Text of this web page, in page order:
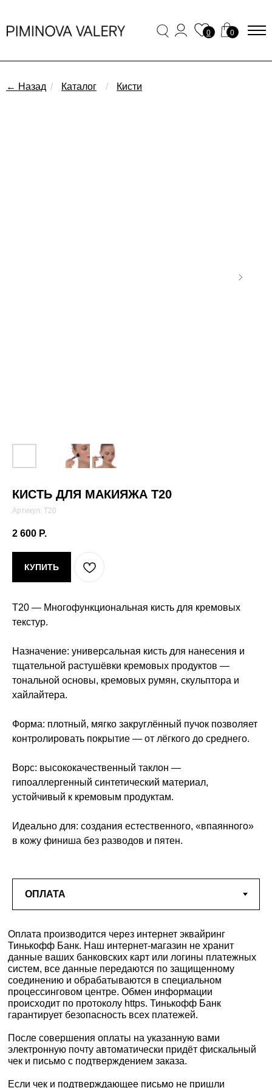
0
0
← Назад Каталог
/ / Кисти
КИСТЬ ДЛЯ МАКИЯЖА T20
Артикул: T20
2 600 Р.
КУПИТЬ
Т20 — Многофункциональная кисть для кремовых
текстур.
Назначение: универсальная кисть для нанесения и
тщательной растушёвки кремовых продуктов —
тональной основы, кремовых румян, скульптора и
хайлайтера.
Форма: плотный, мягко закруглённый пучок позволяет
контролировать покрытие — от лёгкого до среднего.
Ворс: высококачественный таклон —
гипоаллергенный синтетический материал,
устойчивый к кремовым продуктам.
Идеально для: создания естественного, «впаянного»
в кожу финиша без разводов и пятен.
Оплата производится через интернет эквайринг
Тинькофф Банк. Наш интернет-магазин не хранит
данные ваших банковских карт или логины платежных
систем, все данные передаются по защищенному
соединению и обрабатываются в специальном
процессинговом центре. Обмен информации
происходит по протоколу https. Тинькофф Банк
гарантирует безопасность всех платежей.
После совершения оплаты на указанную вами
электронную почту автоматически придёт фискальный
чек и письмо с подтверждением заказа.
Если чек и подтверждающее письмо не пришли